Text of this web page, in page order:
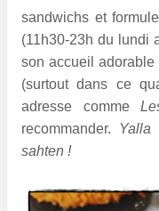
sandwichs et
(11h30-23h du lundi
son accueil adorable
(surtout dans ce
adresse comme
recommander.
Yalla
sahten !